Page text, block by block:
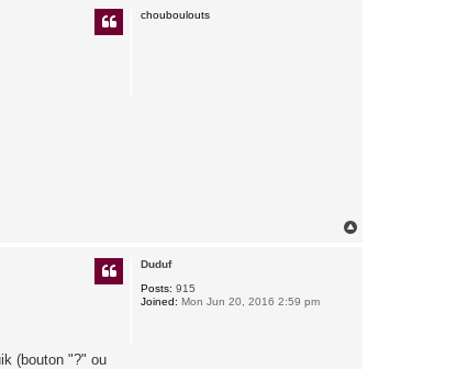
chouboulouts
Duduf
Posts: 915
Joined: Mon Jun 20, 2016 2:59 pm
(bouton "?" ou